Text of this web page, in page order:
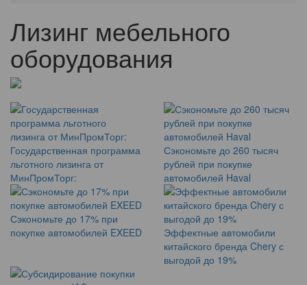
Лизинг мебельного
оборудования
Государственная программа
льготного лизинга от
МинПромТорг:
Сэкономьте до 260 тысяч
рублей при покупке
автомобилей Haval
Сэкономьте до 17% при
покупке автомобилей EXEED
Эффектные автомобили
китайского бренда Chery с
выгодой до 19%